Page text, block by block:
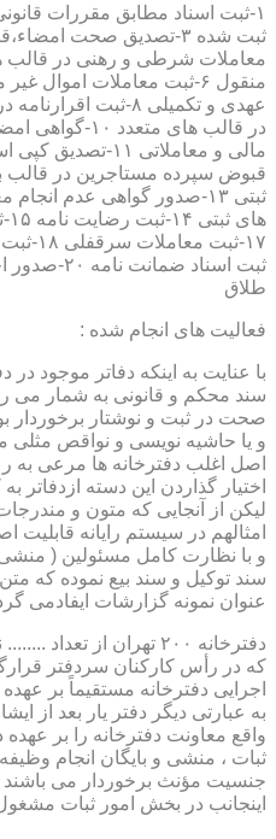
در قالب های
طلاق
فعالیت های انجام شده :
با عنایت به اینکه دفاتر موجود در
سند محکم و قانونی به شمار می
صحت در ثبت و نوشتار برخوردار
و یا حاشیه نویسی و نواقص مثلی
اصل اغلب دفترخانه ها مرعی به
اختیار گذاردن این دسته ازدفاتر
لیکن از آنجایی که متون و
امثالهم در سیستم رایانه قابلیت
و با نظارت کامل مسئولین ( منشی
سند توکیل و سند بیع نموده که
عنوان نمونه گزارشات ایفادمی
دفترخانه ۲۰۰ تهران از
که در رأس کارکنان سردفتر
اجرایی دفترخانه مستقیماً بر
به عبارتی دیگر دفتر یار بعد از
واقع معاونت دفترخانه را بر
ثبات ، منشی و بایگان انجام
جنسیت مؤنث برخوردار می
اینجانب در بخش امور ثبات